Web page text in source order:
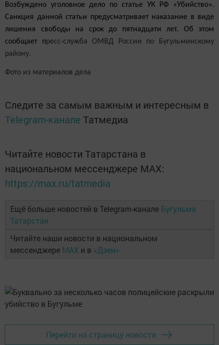
Возбуждено уголовное дело по статье УК РФ «Убийство».
Санкция данной статьи предусматривает наказание в виде
лишения свободы на срок до пятнадцати лет. Об этом
сообщает пресс-служба ОМВД России по Бугульминскому
району.
Фото из материалов дела
Следите за самым важным и интересным в
Telegram-канале Татмедиа
Читайте новости Татарстана в
национальном мессенджере MАХ:
https://max.ru/tatmedia
Ещё больше новостей в Telegram-канале Бугульма
Татарстан
Читайте наши новости в национальном
мессенджере MAX и в «Дзен»
Перейти на страницу новости